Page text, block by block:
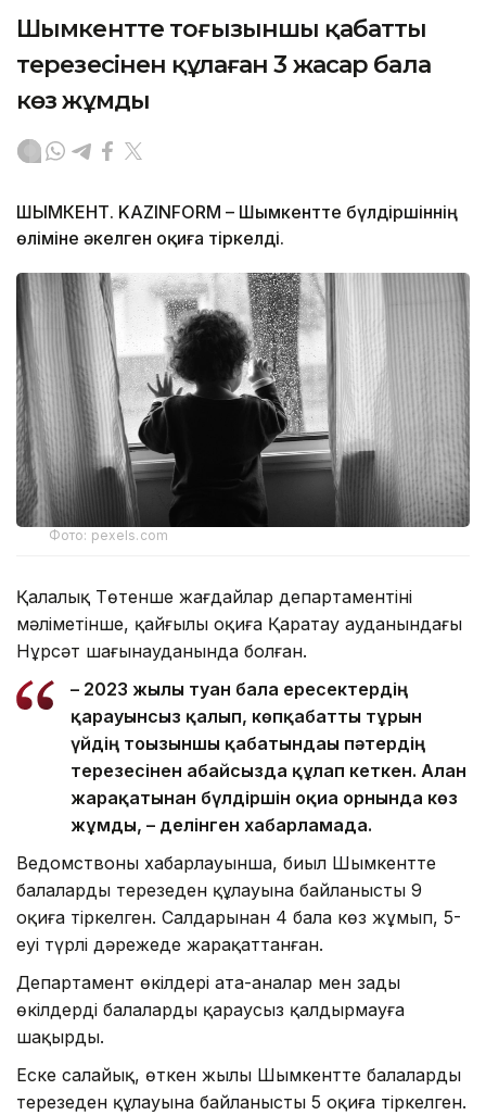
Шымкентте тоғызыншы қабаттың
терезесінен құлаған 3 жасар бала
көз жұмды
ШЫМКЕНТ. KAZINFORM – Шымкентте бүлдіршіннің
өліміне әкелген оқиға тіркелді.
Фото: pexels.com
Қалалық Төтенше жағдайлар департаментінің
мәліметінше, қайғылы оқиға Қаратау ауданындағы
Нұрсәт шағынауданында болған.
– 2023 жылы туған бала ересектердің
қарауынсыз қалып, көпқабатты тұрғын
үйдің тоғызыншы қабатындағы пәтердің
терезесінен абайсызда құлап кеткен. Алған
жарақатынан бүлдіршін оқиға орнында көз
жұмды, – делінген хабарламада.
Ведомствоның хабарлауынша, биыл Шымкентте
балалардың терезеден құлауына байланысты 9
оқиға тіркелген. Салдарынан 4 бала көз жұмып, 5-
еуі түрлі дәрежеде жарақаттанған.
Департамент өкілдері ата-аналар мен заңды
өкілдерді балаларды қараусыз қалдырмауға
шақырды.
Еске салайық, өткен жылы Шымкентте балалардың
терезеден құлауына байланысты 5 оқиға тіркелген.